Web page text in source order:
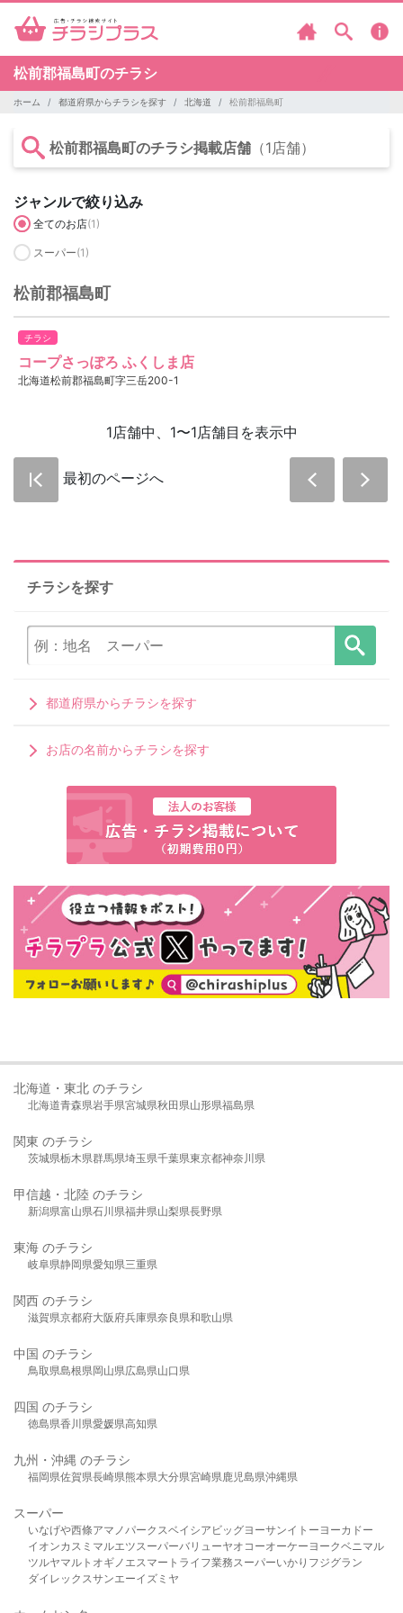
松前郡福島町のチラシ
ホーム 都道府県からチラシを探す 北海道 松前郡福島町
松前郡福島町のチラシ掲載店舗 （1店舗）
ジャンルで絞り込み
全てのお店(1)
スーパー(1)
松前郡福島町
チラシ
コープさっぽろ ふくしま店
北海道松前郡福島町字三岳200-1
1店舗中、1〜1店舗目を表示中
最初のページへ
チラシを探す
都道府県からチラシを探す
お店の名前からチラシを探す
北海道・東北 のチラシ
北海道青森県岩手県宮城県秋田県山形県福島県
関東 のチラシ
茨城県栃木県群馬県埼玉県千葉県東京都神奈川県
甲信越・北陸 のチラシ
新潟県富山県石川県福井県山梨県長野県
東海 のチラシ
岐阜県静岡県愛知県三重県
関西 のチラシ
滋賀県京都府大阪府兵庫県奈良県和歌山県
中国 のチラシ
鳥取県島根県岡山県広島県山口県
四国 のチラシ
徳島県香川県愛媛県高知県
九州・沖縄 のチラシ
福岡県佐賀県長崎県熊本県大分県宮崎県鹿児島県沖縄県
スーパー
いなげや西條アマノパークスベイシア ビッグヨーサンイトーヨーカドー
イオンカスミ マルエツスーパーバリューヤオコーオーケー ヨークベニマル
ツルヤマルト オギノ エスマート ライフ業務スーパーいかり フジグラン
ダイレックスサンエーイズミヤ